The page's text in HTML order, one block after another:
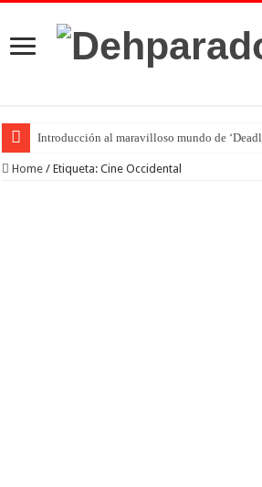
Introducción al maravilloso mundo de
Home / Etiqueta:Cine Occidental